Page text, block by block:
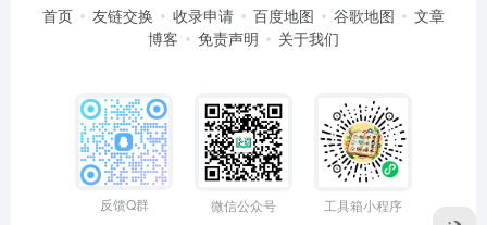
首页 友链交换 收录申请 百度地图 谷歌地图
文章
博客
免责声明 关于我们
反馈Q群 微信公众号 工具箱小程序